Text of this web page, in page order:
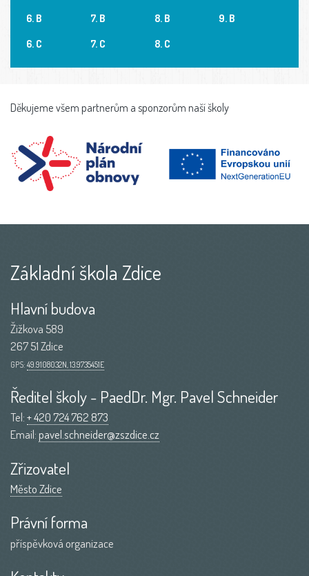
6. B
6. C
7. B
7. C
8. B
8. C
9. B
Děkujeme všem partnerům a sponzorům naší školy
Základní škola Zdice
Hlavní budova
Žižkova 589
267 51 Zdice
GPS: 49.9108032N, 13.9735451E
Ředitel školy - PaedDr. Mgr. Pavel Schneider
Tel:+ 420 724 762 873
Email:pavel.schneider@zszdice.cz
Zřizovatel
Město Zdice
Právní forma
příspěvková organizace